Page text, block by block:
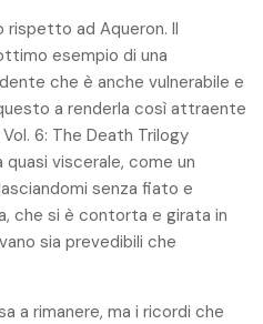
rispetto ad Aqueron. Il
esempio di una
che è anche vulnerabile e
a renderla così attraente
6: The Death Trilogy
viscerale, come un
senza fiato e
che si è contorta e girata in
sia prevedibili che
a rimanere, ma i ricordi che